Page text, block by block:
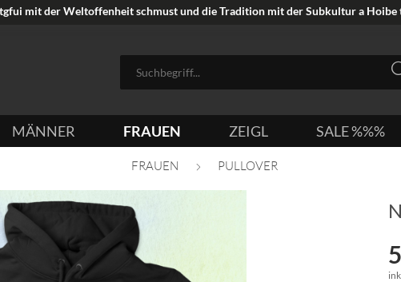
mit der Weltoffenheit schmust und die Tradition mit der Subkultur a
MÄNNER FRAUEN ZEIGL SALE %%%
FRAUEN PULLOVER